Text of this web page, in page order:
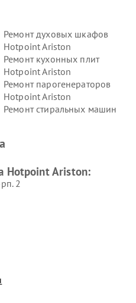
Ремонт духовых шкафов
Hotpoint Ariston
Ремонт кухонных плит
Hotpoint Ariston
Ремонт парогенераторов
Hotpoint Ariston
Ремонт стиральных машин
Hotpoint Ariston
Hotpoint Ariston
Hotpoint Ariston:
2